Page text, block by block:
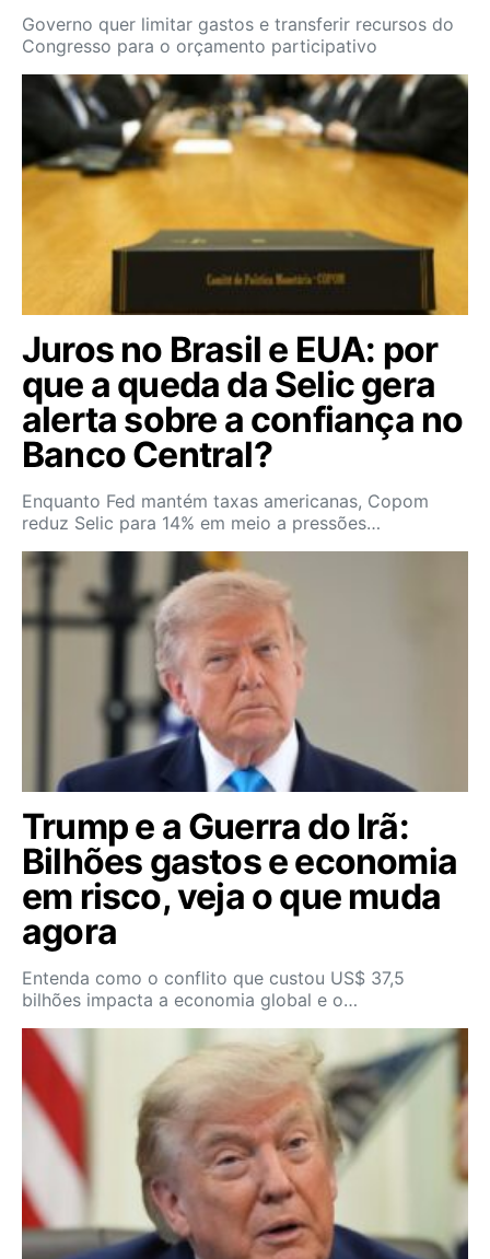
Governo quer limitar gastos e transferir recursos do
Congresso para o orçamento participativo
Juros no Brasil e EUA: por
que a queda da Selic gera
alerta sobre a confiança no
Banco Central?
Enquanto Fed mantém taxas americanas, Copom
reduz Selic para 14% em meio a pressões…
Trump e a Guerra do Irã:
Bilhões gastos e economia
em risco, veja o que muda
agora
Entenda como o conflito que custou US$ 37,5
bilhões impacta a economia global e o…